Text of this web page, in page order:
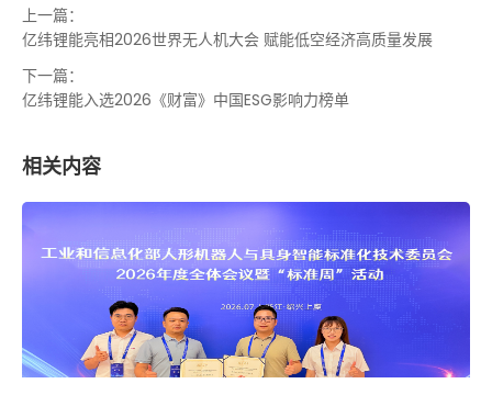
上一篇：
亿纬锂能亮相2026世界无人机大会 赋能低空经济高质量发展
下一篇：
亿纬锂能入选2026《财富》中国ESG影响力榜单
相关内容